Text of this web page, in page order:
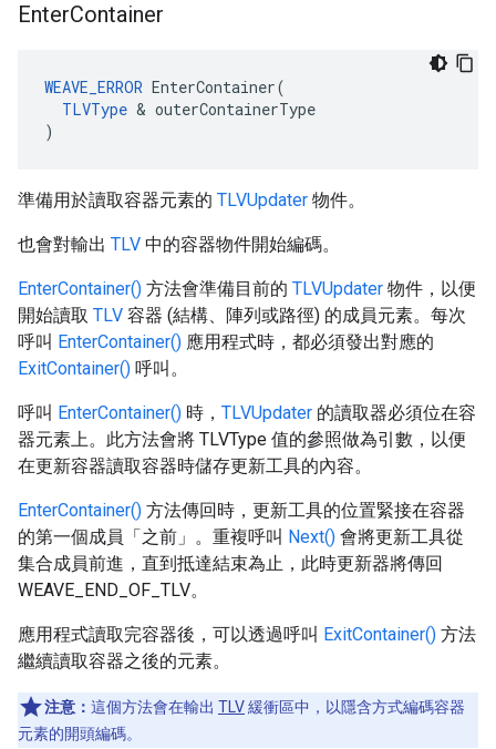
EnterContainer
WEAVE_ERROR EnterContainer(
TLVType & outerContainerType
)
準備用於讀取容器元素的 TLVUpdater 物件。
也會對輸出 TLV 中的容器物件開始編碼。
EnterContainer() 方法會準備目前的 TLVUpdater 物件，以便
開始讀取 TLV 容器 (結構、陣列或路徑) 的成員元素。每次
呼叫 EnterContainer() 應用程式時，都必須發出對應的
ExitContainer() 呼叫。
呼叫 EnterContainer() 時， TLVUpdater 的讀取器必須位在容
器元素上。此方法會將 TLVType 值的參照做為引數，以便
在更新容器讀取容器時儲存更新工具的內容。
EnterContainer() 方法傳回時，更新工具的位置緊接在容器
的第一個成員「之前」 。重複呼叫 Next() 會將更新工具從
集合成員前進，直到抵達結束為止，此時更新器將傳回
WEAVE_END_OF_TLV。
應用程式讀取完容器後，可以透過呼叫 ExitContainer() 方法
繼續讀取容器之後的元素。
注意： 這個方法會在輸出 TLV緩衝區中，以隱含方式編碼容器
元素的開頭編碼。